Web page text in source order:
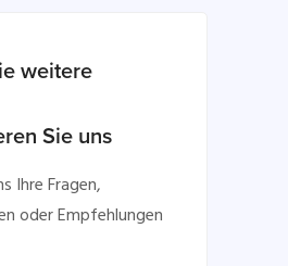
weitere
Sie uns
Ihre Fragen,
oder Empfehlungen